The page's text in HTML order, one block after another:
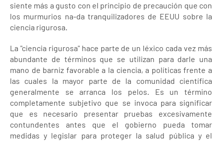
siente más a gusto con el principio de precaución que con
los murmurios na-da tranquilizadores de EEUU sobre la
ciencia rigurosa.
La "ciencia rigurosa" hace parte de un léxico cada vez más
abundante de términos que se utilizan para darle una
mano de barniz favorable a la ciencia, a políticas frente a
las cuales la mayor parte de la comunidad científica
generalmente se arranca los pelos. Es un término
completamente subjetivo que se invoca para significar
que es necesario presentar pruebas excesivamente
contundentes antes que el gobierno pueda tomar
medidas y legislar para proteger la salud pública y el